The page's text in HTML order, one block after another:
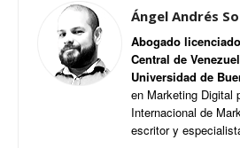
Ángel Andrés
Abogado
Central de
Universidad de
en Marketing Digital
Internacional de
escritor y